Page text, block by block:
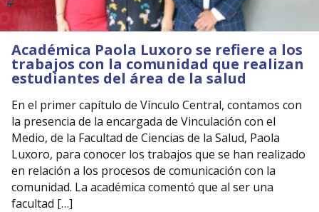
Académica Paola Luxoro se refiere a los
trabajos con la comunidad que realizan
estudiantes del área de la salud
En el primer capítulo de Vínculo Central, contamos con
la presencia de la encargada de Vinculación con el
Medio, de la Facultad de Ciencias de la Salud, Paola
Luxoro, para conocer los trabajos que se han realizado
en relación a los procesos de comunicación con la
comunidad. La académica comentó que al ser una
facultad […]